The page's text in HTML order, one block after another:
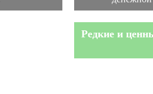
Редкие и